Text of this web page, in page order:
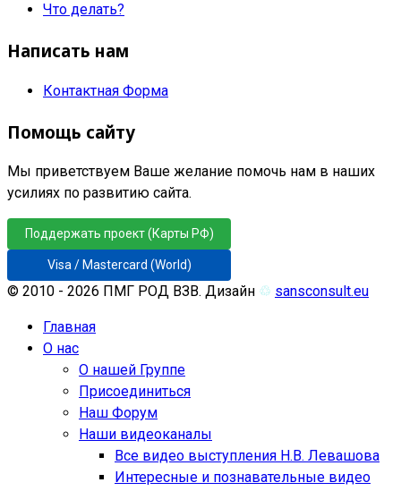
Что делать?
Написать нам
Контактная Форма
Помощь сайту
Мы приветствуем Ваше желание помочь нам в наших
усилиях по развитию сайта.
Поддержать проект (Карты РФ)
Visa / Mastercard (World)
© 2010 - 2026 ПМГ РОД ВЗВ. Дизайн ♲ sansconsult.eu
Главная
О нас
О нашей Группе
Присоединиться
Наш Форум
Наши видеоканалы
Все видео выступления Н.В. Левашова
Интересные и познавательные видео